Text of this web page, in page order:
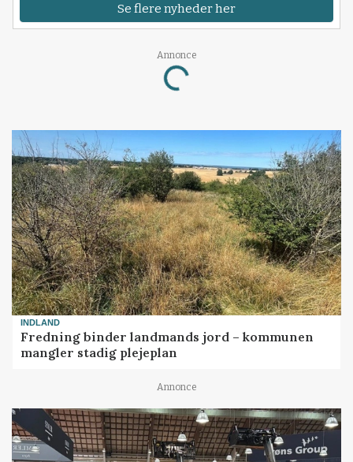
Se flere nyheder her
Annonce
Loading...
INDLAND
Fredning binder landmands jord – kommunen
mangler stadig plejeplan
Annonce